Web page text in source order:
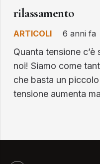
rilassamento
ARTICOLI 6 anni fa
Quanta tensione
noi! Siamo come
che basta un
tensione aumenta